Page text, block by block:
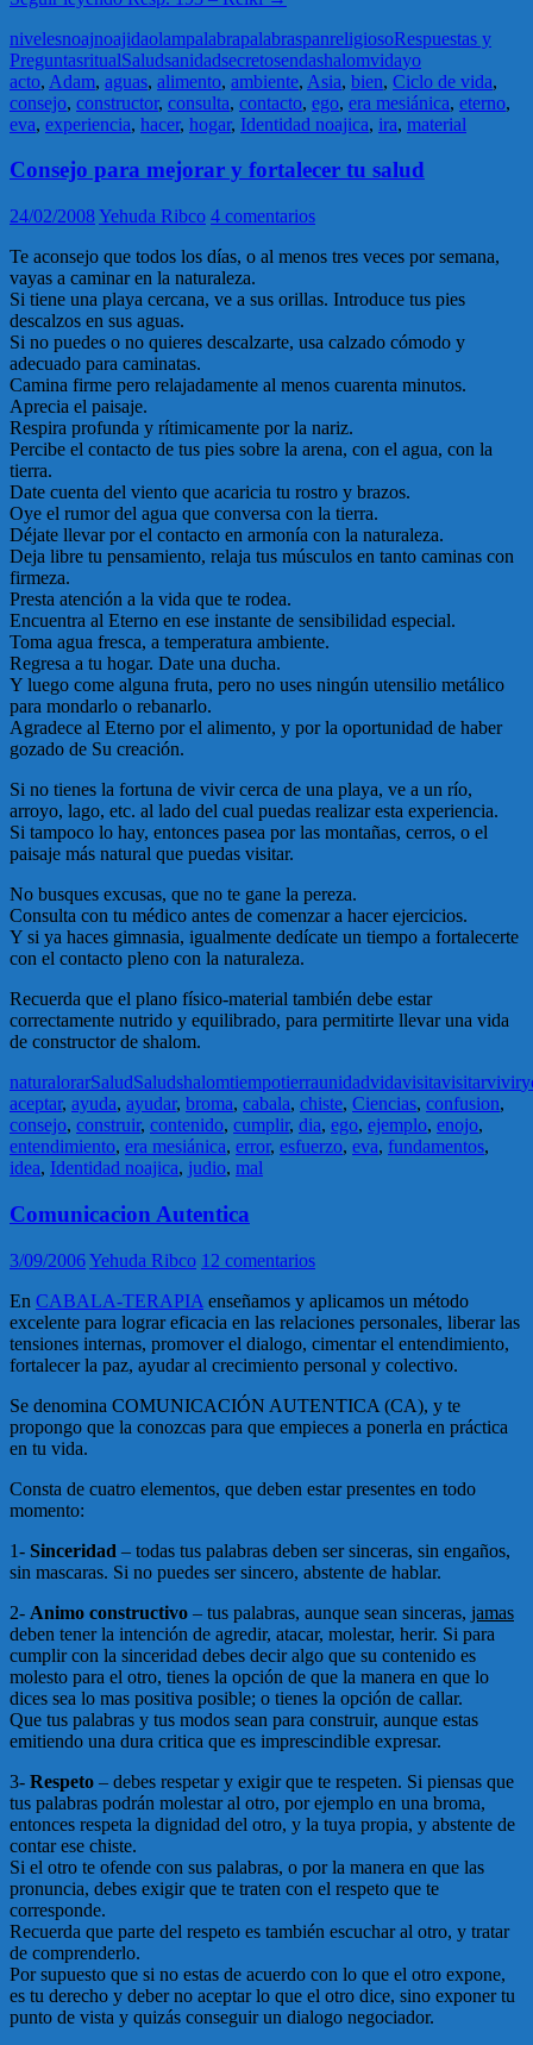
nivelesnoajnoajidaolampalabrapalabraspanreligiosoRespuestas y
PreguntasritualSaludsanidadsecretosendashalomvidayo
acto, Adam, aguas, alimento, ambiente, Asia, bien, Ciclo de vida,
consejo, constructor, consulta, contacto, ego, era mesiánica, eterno,
eva, experiencia, hacer, hogar, Identidad noajica, ira, material
Consejo para mejorar y fortalecer tu salud
24/02/2008Yehuda Ribco 4 comentarios
Te aconsejo que todos los días, o al menos tres veces por semana,
vayas a caminar en la naturaleza.
Si tiene una playa cercana, ve a sus orillas. Introduce tus pies
descalzos en sus aguas.
Si no puedes o no quieres descalzarte, usa calzado cómodo y
adecuado para caminatas.
Camina firme pero relajadamente al menos cuarenta minutos.
Aprecia el paisaje.
Respira profunda y rítimicamente por la nariz.
Percibe el contacto de tus pies sobre la arena, con el agua, con la
tierra.
Date cuenta del viento que acaricia tu rostro y brazos.
Oye el rumor del agua que conversa con la tierra.
Déjate llevar por el contacto en armonía con la naturaleza.
Deja libre tu pensamiento, relaja tus músculos en tanto caminas con
firmeza.
Presta atención a la vida que te rodea.
Encuentra al Eterno en ese instante de sensibilidad especial.
Toma agua fresca, a temperatura ambiente.
Regresa a tu hogar. Date una ducha.
Y luego come alguna fruta, pero no uses ningún utensilio metálico
para mondarlo o rebanarlo.
Agradece al Eterno por el alimento, y por la oportunidad de haber
gozado de Su creación.
Si no tienes la fortuna de vivir cerca de una playa, ve a un río,
arroyo, lago, etc. al lado del cual puedas realizar esta experiencia.
Si tampoco lo hay, entonces pasea por las montañas, cerros, o el
paisaje más natural que puedas visitar.
No busques excusas, que no te gane la pereza.
Consulta con tu médico antes de comenzar a hacer ejercicios.
Y si ya haces gimnasia, igualmente dedícate un tiempo a fortalecerte
con el contacto pleno con la naturaleza.
Recuerda que el plano físico-material también debe estar
correctamente nutrido y equilibrado, para permitirte llevar una vida
de constructor de shalom.
naturalorarSaludSaludshalomtiempotierraunidadvidavisitavisitarvivir
aceptar, ayuda, ayudar, broma, cabala, chiste, Ciencias, confusion,
consejo, construir, contenido, cumplir, dia, ego, ejemplo, enojo,
entendimiento, era mesiánica, error, esfuerzo, eva, fundamentos,
idea, Identidad noajica, judio, mal
Comunicacion Autentica
3/09/2006Yehuda Ribco 12 comentarios
En CABALA-TERAPIA enseñamos y aplicamos un método
excelente para lograr eficacia en las relaciones personales, liberar las
tensiones internas, promover el dialogo, cimentar el entendimiento,
fortalecer la paz, ayudar al crecimiento personal y colectivo.
Se denomina COMUNICACIÓN AUTENTICA (CA), y te
propongo que la conozcas para que empieces a ponerla en práctica
en tu vida.
Consta de cuatro elementos, que deben estar presentes en todo
momento:
1- Sinceridad – todas tus palabras deben ser sinceras, sin engaños,
sin mascaras. Si no puedes ser sincero, abstente de hablar.
2- Animo constructivo – tus palabras, aunque sean sinceras, jamas
deben tener la intención de agredir, atacar, molestar, herir. Si para
cumplir con la sinceridad debes decir algo que su contenido es
molesto para el otro, tienes la opción de que la manera en que lo
dices sea lo mas positiva posible; o tienes la opción de callar.
Que tus palabras y tus modos sean para construir, aunque estas
emitiendo una dura critica que es imprescindible expresar.
3- Respeto – debes respetar y exigir que te respeten. Si piensas que
tus palabras podrán molestar al otro, por ejemplo en una broma,
entonces respeta la dignidad del otro, y la tuya propia, y abstente de
contar ese chiste.
Si el otro te ofende con sus palabras, o por la manera en que las
pronuncia, debes exigir que te traten con el respeto que te
corresponde.
Recuerda que parte del respeto es también escuchar al otro, y tratar
de comprenderlo.
Por supuesto que si no estas de acuerdo con lo que el otro expone,
es tu derecho y deber no aceptar lo que el otro dice, sino exponer tu
punto de vista y quizás conseguir un dialogo negociador.